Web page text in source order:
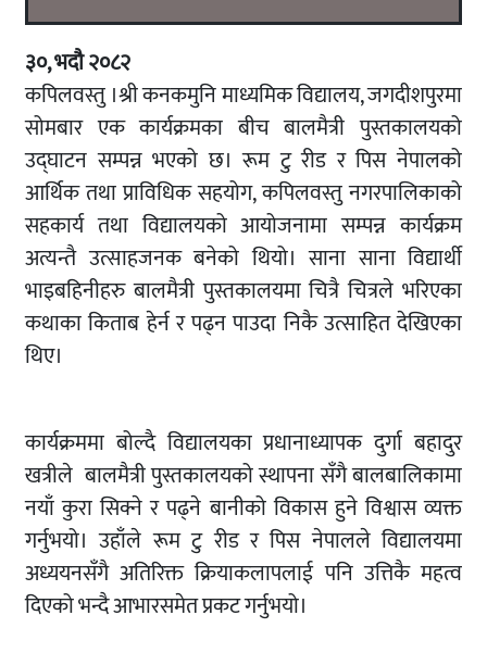
३०, भदौ २०८२
कपिलवस्तु ।श्री कनकमुनि माध्यमिक विद्यालय, जगदीशपुरमा
सोमबार एक कार्यक्रमका बीच बालमैत्री पुस्तकालयको
उद्घाटन सम्पन्न भएको छ। रूम टु रीड र पिस नेपालको
आर्थिक तथा प्राविधिक सहयोग, कपिलवस्तु नगरपालिकाको
सहकार्य तथा विद्यालयको आयोजनामा सम्पन्न कार्यक्रम
अत्यन्तै उत्साहजनक बनेको थियो। साना साना विद्यार्थी
भाइबहिनीहरु बालमैत्री पुस्तकालयमा चित्रै चित्रले भरिएका
कथाका किताब हेर्न र पढ्न पाउदा निकै उत्साहित देखिएका
थिए।
कार्यक्रममा बोल्दै विद्यालयका प्रधानाध्यापक दुर्गा बहादुर
खत्रीले बालमैत्री पुस्तकालयको स्थापना सँगै बालबालिकामा
नयाँ कुरा सिक्ने र पढ्ने बानीको विकास हुने विश्वास व्यक्त
गर्नुभयो। उहाँले रूम टु रीड र पिस नेपालले विद्यालयमा
अध्ययनसँगै अतिरिक्त क्रियाकलापलाई पनि उत्तिकै महत्व
दिएको भन्दै आभारसमेत प्रकट गर्नुभयो।